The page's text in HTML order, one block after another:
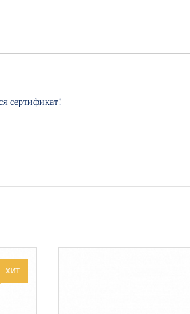
сертификат!
всегда должна присутствовать в
ХИТ